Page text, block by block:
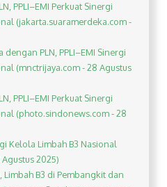
PPLI–EMI Perkuat Sinergi
(jakarta.suaramerdeka.com -
PLN, PPLI–EMI Sinergi
(mnctrijaya.com - 28 Agustus
PPLI–EMI Perkuat Sinergi
(photo.sindonews.com - 28
Kelola Limbah B3 Nasional
2025)
B3 di Pembangkit dan